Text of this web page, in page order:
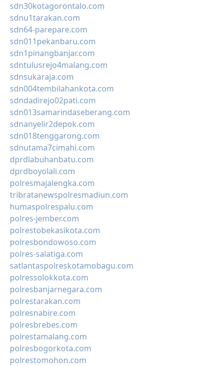
sdn30kotagorontalo.com
sdnu1tarakan.com
sdn64-parepare.com
sdn011pekanbaru.com
sdn1pinangbanjar.com
sdntulusrejo4malang.com
sdnsukaraja.com
sdn004tembilahankota.com
sdndadirejo02pati.com
sdn013samarindaseberang.com
sdnanyelir2depok.com
sdn018tenggarong.com
sdnutama7cimahi.com
dprdlabuhanbatu.com
dprdboyolali.com
polresmajalengka.com
tribratanewspolresmadiun.com
humaspolrespalu.com
polres-jember.com
polrestobekasikota.com
polresbondowoso.com
polres-salatiga.com
satlantaspolreskotamobagu.com
polressolokkota.com
polresbanjarnegara.com
polrestarakan.com
polresnabire.com
polresbrebes.com
polrestamalang.com
polresbogorkota.com
polrestomohon.com